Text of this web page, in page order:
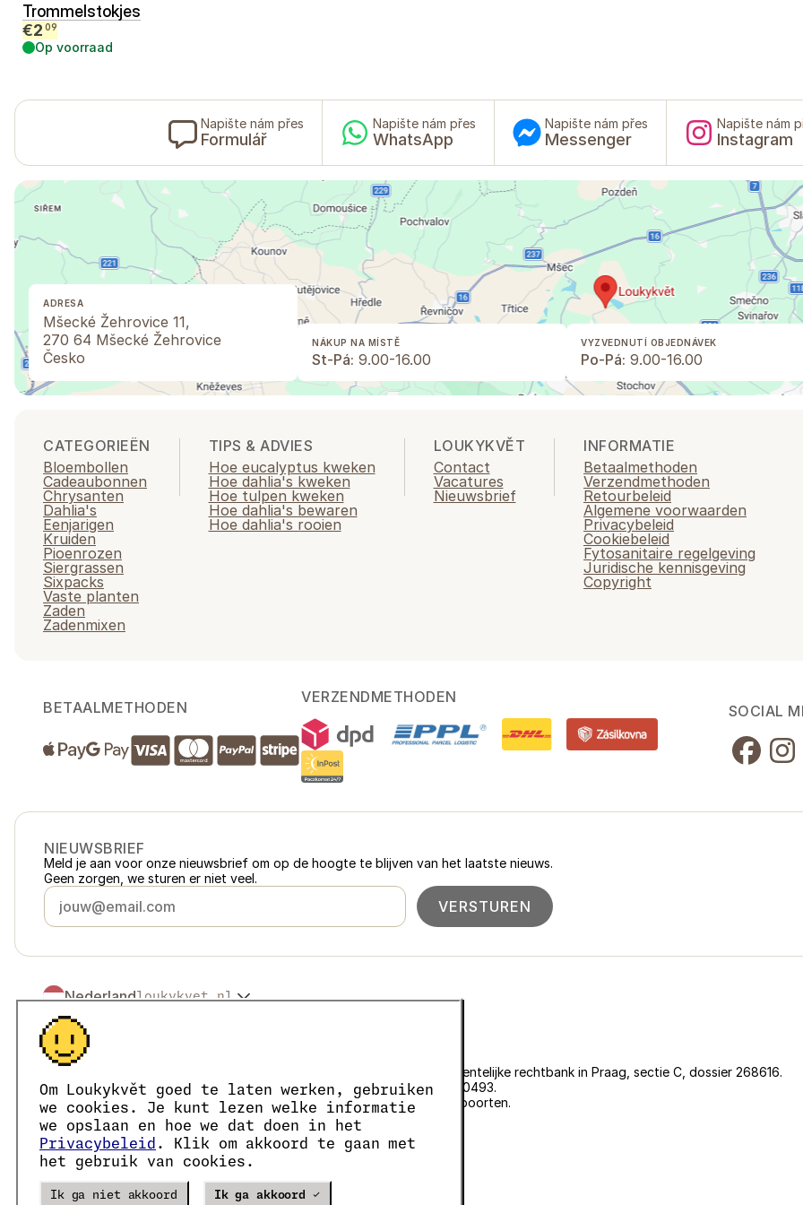
Om Loukykvět goed te laten werken, gebruiken
we cookies. Je kunt lezen welke informatie
we opslaan en hoe we dat doen in het
Privacybeleid . Klik om akkoord te gaan met
het gebruik van cookies.
Ik ga niet akkoord Ik ga akkoord ✓
Trommelstokjes
€2 09
Op voorraad
Napište nám přes
Formulář
Napište nám přes
WhatsApp
Napište nám přes
Messenger
Napište nám
Instagram
ADRESA
Mšecké Žehrovice 11,
270 64 Mšecké Žehrovice
Česko
NÁKUP NA MÍSTĚ
St-Pá: 9.00-16.00
VYZVEDNUTÍ OBJEDNÁVEK
Po-Pá: 9.00-16.00
CATEGORIEËN
Bloembollen
Cadeaubonnen
Chrysanten
Dahlia's
Eenjarigen
Kruiden
Pioenrozen
Siergrassen
Sixpacks
Vaste planten
Zaden
Zadenmixen
TIPS & ADVIES
Hoe eucalyptus kweken
Hoe dahlia's kweken
Hoe tulpen kweken
Hoe dahlia's bewaren
Hoe dahlia's rooien
LOUKYKVĚT
Contact
Vacatures
Nieuwsbrief
INFORMATIE
Betaalmethoden
Verzendmethoden
Retourbeleid
Algemene voorwaarden
Privacybeleid
Cookiebeleid
Fytosanitaire regelgeving
Juridische kennisgeving
Copyright
BETAALMETHODEN
VERZENDMETHODEN
SOCIAL
NIEUWSBRIEF
Meld je aan voor onze nieuwsbrief om op de hoogte te blijven van het laatste nieuws.
Geen zorgen, we sturen er niet veel.
VERSTUREN
Nederlandloukykvet.nl
Česko
Slovensko
Polskaloukykvet.pl
Österreichloukykvet.at
Deutschlandloukykvet.de
Franceloukykvet.fr
Belgiëloukykvet.be
Danmarkloukykvet.dk
Eesti loukykvet.ee
© 2016 →
Loukykvět s.r.o. staat ingeschreven in het handelsregister van de gemeentelijke rechtbank in Praag, sectie C, dossier 268616.
We zijn aangesloten bij het EKO-KOM-systeem onder nummer EKF00180493.
Wij gebruiken registratienummer 0636 voor de afgifte van plantenpaspoorten.
Ons KvK-nummer is 05663687, btw-nummer is CZ05663687.
Het ID van de data box is eng827q.
Het EORI-nummer is CZ05663687.
Wij zijn btw-plichtig.
Verze20302 PRODUCTION